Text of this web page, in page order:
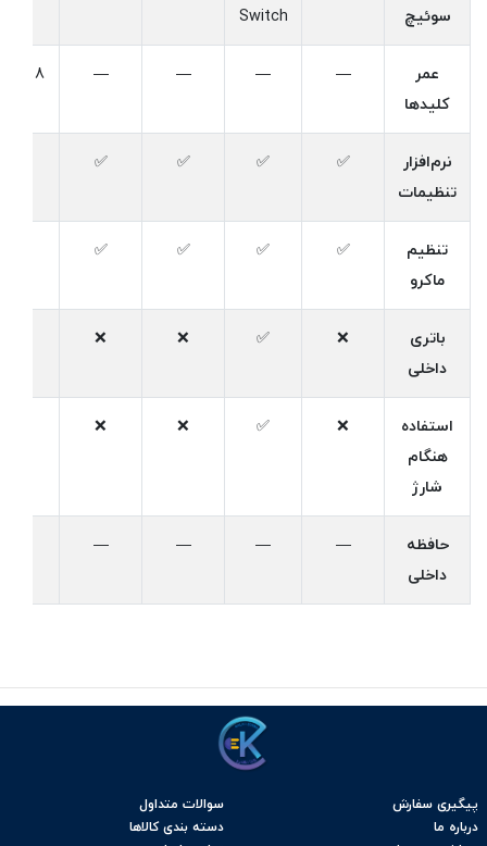
سوئیچ
Switch
عمر
کلیدها
—
—
—
—
نرم‌افزار
تنظیمات
✅
✅
✅
✅
تنظیم
ماکرو
✅
✅
✅
✅
باتری
داخلی
❌
✅
❌
❌
استفاده
هنگام
شارژ
❌
✅
❌
❌
حافظه
داخلی
—
—
—
—
پیگیری سفارش
سوالات متداول
درباره ما
دسته بندی کالاها